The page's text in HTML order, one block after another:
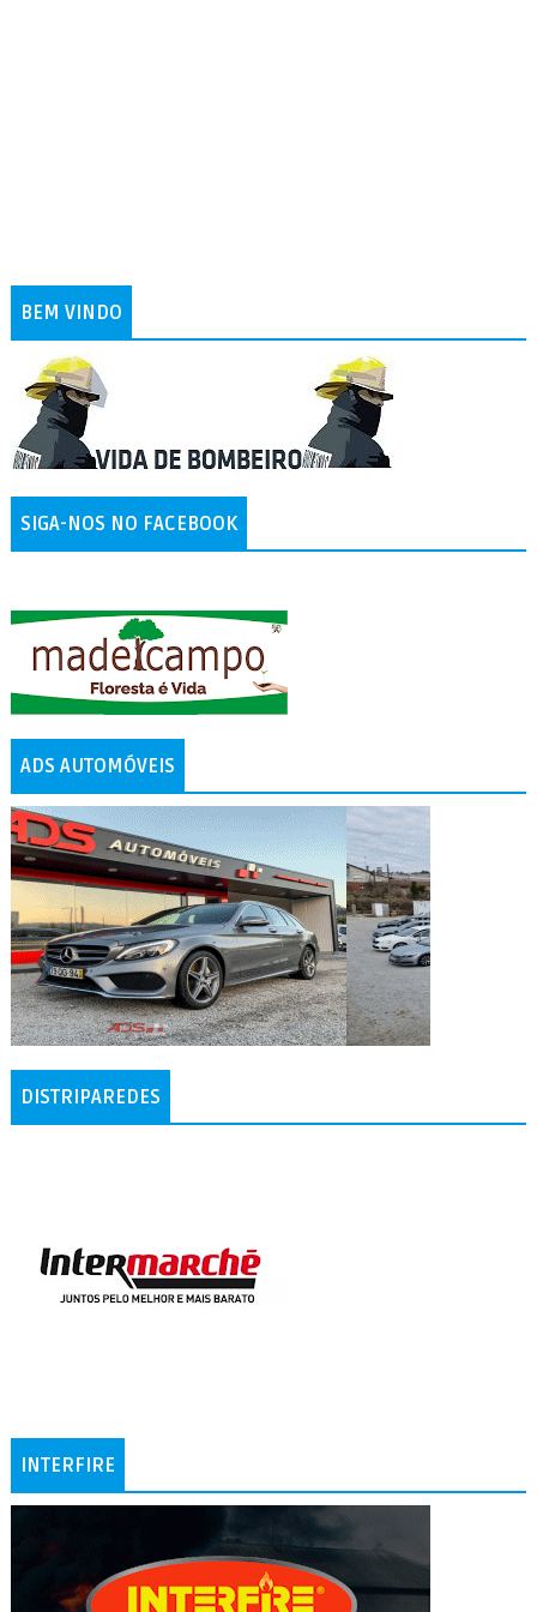
BEM VINDO
SIGA-NOS NO FACEBOOK
ADS AUTOMÓVEIS
DISTRIPAREDES
INTERFIRE